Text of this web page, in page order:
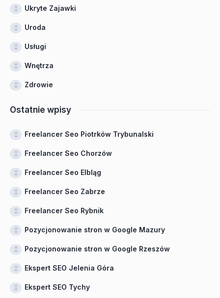
Ukryte Zajawki
Uroda
Usługi
Wnętrza
Zdrowie
Ostatnie wpisy
Freelancer Seo Piotrków Trybunalski
Freelancer Seo Chorzów
Freelancer Seo Elbląg
Freelancer Seo Zabrze
Freelancer Seo Rybnik
Pozycjonowanie stron w Google Mazury
Pozycjonowanie stron w Google Rzeszów
Ekspert SEO Jelenia Góra
Ekspert SEO Tychy